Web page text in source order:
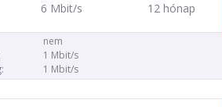
6 Mbit/s 12 hónap
nem
1 Mbit/s
1 Mbit/s